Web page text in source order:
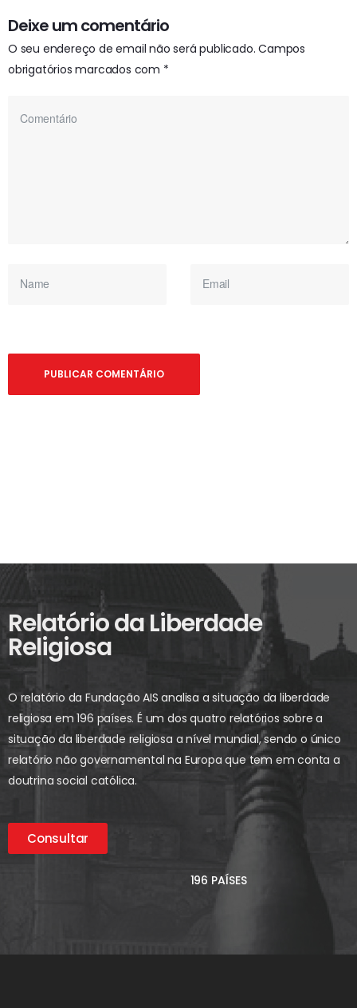
Deixe um comentário
O seu endereço de email não será publicado. Campos
obrigatórios marcados com *
Relatório da Liberdade
Religiosa
O relatório da Fundação AIS analisa a situação da liberdade
religiosa em 196 países. É um dos quatro relatórios sobre a
situação da liberdade religiosa a nível mundial, sendo o único
relatório não governamental na Europa que tem em conta a
doutrina social católica.
Consultar
196 PAÍSES